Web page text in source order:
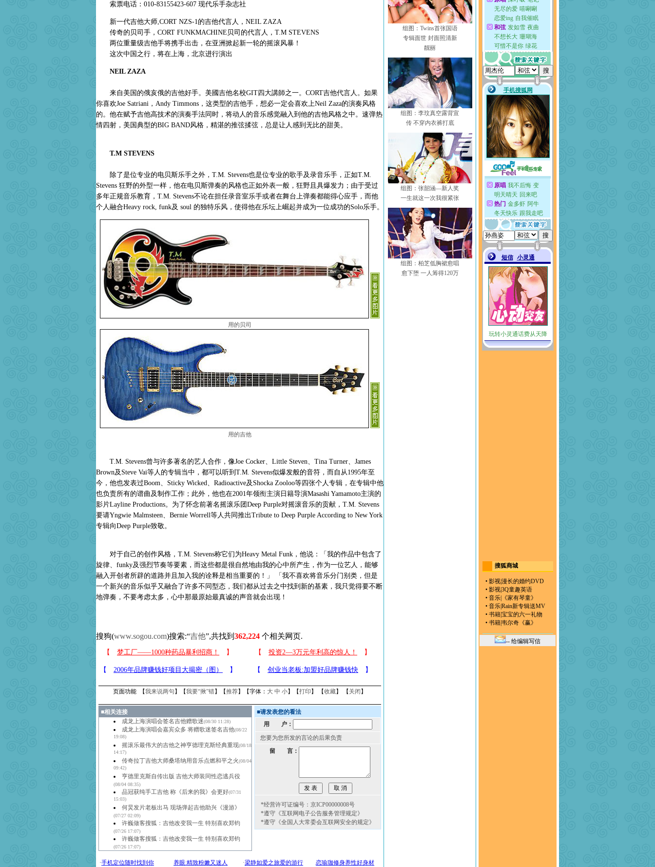
索票电话：010-83155423-607 现代乐手杂志社
新一代吉他大师,CORT NZS-1的吉他代言人，NEIL ZAZA
传奇的贝司手，CORT FUNKMACHINE贝司的代言人，T.M STEVENS
两位重量级吉他手将携手出击，在亚洲掀起新一轮的摇滚风暴！
这次中国之行，将在上海，北京进行演出
NEIL ZAZA
来自美国的俄亥俄的吉他好手。美國吉他名校GIT四大講師之一。CORT吉他代言人。如果
你喜欢Joe Satriani，Andy Timmons，这类型的吉他手，想必一定会喜欢上Neil Zaza的演奏风格
的。他在赋予吉他高技术的演奏手法同时，将动人的音乐感觉融入到他的吉他风格之中。速弹热
情四射，美国典型的BIG BAND风格，精湛的推弦揉弦，总是让人感到无比的甜美。
T.M STEVENS
除了是位专业的电贝斯乐手之外，T.M. Stevens也是位专业的歌手及录音乐手，正如T.M.
Stevens 狂野的外型一样，他在电贝斯弹奏的风格也正如外表一般，狂野且具爆发力；由于受过
多年正规音乐教育，T.M. Stevens不论在担任录音室乐手或者在舞台上弹奏都能得心应手，而他
个人融合Heavy rock, funk及 soul 的独特乐风，使得他在乐坛上崛起并成为一位成功的Solo乐手。
用的贝司
用的吉他
T.M. Stevens曾与许多著名的艺人合作，像Joe Cocker、Little Steven、Tina Turner、James
Brown及Steve Vai等人的专辑当中，都可以听到T.M. Stevens似爆发般的音符，而自从1995年至
今，他也发表过Boom、Sticky Wicked、Radioactive及Shocka Zooloo等四张个人专辑，在专辑中他
也负责所有的谱曲及制作工作；此外，他也在2001年领衔主演日籍导演Masashi Yamamoto主演的
影片Layline Productions。为了怀念前著名摇滚乐团Deep Purple对摇滚音乐的贡献，T.M. Stevens
要请Yngwie Malmsteen、Bernie Worrell等人共同推出Tribute to Deep Purple According to New York
专辑向Deep Purple致敬。
对于自己的创作风格，T.M. Stevens称它们为Heavy Metal Funk，他说：「我的作品中包含了
旋律、funky及强烈节奏等要素，而这些都是很自然地由我的心中所产生，作为一位艺人，能够
融入开创者所辟的道路并且加入我的诠释是相当重要的！」 「我不喜欢将音乐分门别类，但是
一个新兴的音乐似乎又融合了许多不同型态，我们都从过去之中找到新的基素，我只觉得要不断
地弹奏，不要考虑太多，心中那最原始最真诚的声音就会出现！
搜狗(www.sogou.com)搜索:“吉他”,共找到 362,224 个相关网页.
页面功能 【我来说两句 】【我要“揪”错】【推荐】【字体： 大 中 小】【打印 】 【收藏】 【 关闭 】
■相关连接
成龙上海演唱会签名吉他赠歌迷(08/30 11:28)
成龙上海演唱会嘉宾众多 将赠歌迷签名吉他(08/22
19:08)
摇滚乐最伟大的吉他之神亨德理克斯经典重现(08/18
14:17)
传奇拉丁吉他大师桑塔纳用音乐点燃和平之火(08/04
09:42)
亨德里克斯自传出版 吉他大师装同性恋逃兵役
(08/04 08:35)
品冠获纯手工吉他 称《后来的我》会更好(07/31
15:03)
何炅发片老板出马 现场弹起吉他助兴《漫游》
(07/27 02:09)
许巍做客搜狐：吉他改变我一生 特别喜欢郑钧
(07/26 17:07)
许巍做客搜狐：吉他改变我一生 特别喜欢郑钧
(07/26 17:07)
■请发表您的看法
用 户：
您要为您所发的言论的后果负责
留 言：
*经营许可证编号：京ICP00000008号
*遵守《互联网电子公告服务管理规定》
*遵守《全国人大常委会互联网安全的规定》
组图：Twins首张国语
专辑面世 封面照清新
靓丽
组图：李玟真空露背宣
传 不穿内衣裤打底
组图：张韶涵—新人奖
一生就这一次我很紧张
组图：柏芝低胸裙愈唱
愈下堕 一人筹得120万
搜狐商城
• 影视漫长的婚约DVD
• 影视3Q童趣英语
• 音乐
《家有琴童》
• 音乐Rain新专辑送MV
• 书籍宝宝的六一礼物
• 书籍韦尔奇《赢》
-- 给编辑写信